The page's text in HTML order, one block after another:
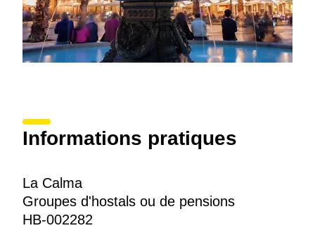
Informations pratiques
La Calma
Groupes d'hostals ou de pensions
HB-002282